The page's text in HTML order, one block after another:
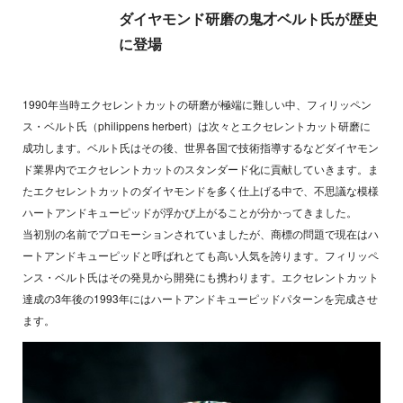
ダイヤモンド研磨の鬼才ベルト氏が歴史
に登場
1990年当時エクセレントカットの研磨が極端に難しい中、フィリッペン
ス・ベルト氏（philippens herbert）は次々とエクセレントカット研磨に
成功します。ベルト氏はその後、世界各国で技術指導するなどダイヤモン
ド業界内でエクセレントカットのスタンダード化に貢献していきます。ま
たエクセレントカットのダイヤモンドを多く仕上げる中で、不思議な模様
ハートアンドキューピッドが浮かび上がることが分かってきました。
当初別の名前でプロモーションされていましたが、商標の問題で現在はハ
ートアンドキューピッドと呼ばれとても高い人気を誇ります。フィリッペ
ンス・ベルト氏はその発見から開発にも携わります。エクセレントカット
達成の3年後の1993年にはハートアンドキューピッドパターンを完成させ
ます。